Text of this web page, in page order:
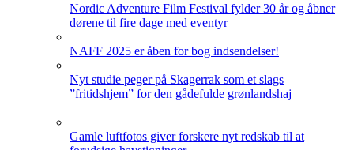
Nordic Adventure Film Festival fylder 30 år og åbner
dørene til fire dage med eventyr
NAFF 2025 er åben for bog indsendelser!
Nyt studie peger på Skagerrak som et slags
”fritidshjem” for den gådefulde grønlandshaj
Gamle luftfotos giver forskere nyt redskab til at